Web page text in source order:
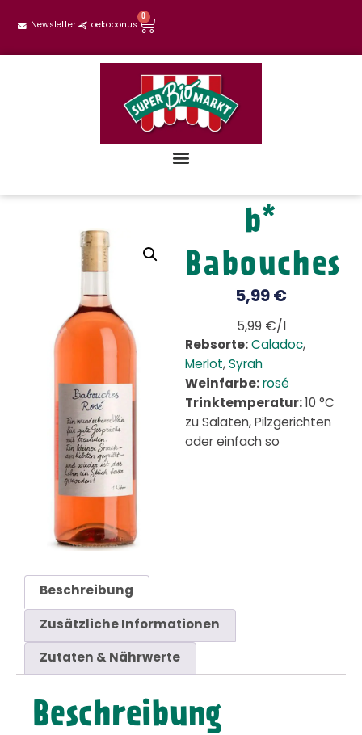
Newsletter oekobonus
0
b*
Babouches
5,99 €
5,99 €/l
Rebsorte: Caladoc,
Merlot, Syrah
Weinfarbe: rosé
Trinktemperatur: 10 °C
zu Salaten, Pilzgerichten
oder einfach so
Beschreibung
Zusätzliche Informationen
Zutaten & Nährwerte
Beschreibung